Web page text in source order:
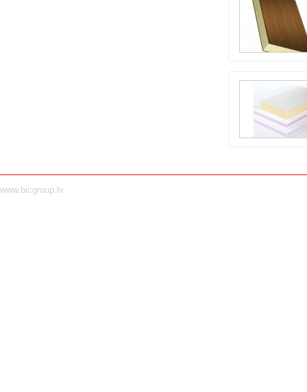
www.bicgroup.lv